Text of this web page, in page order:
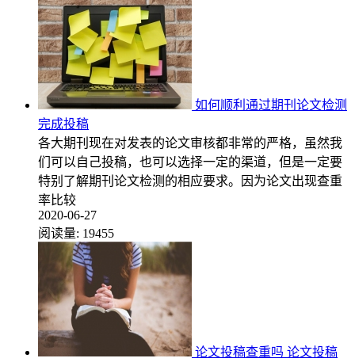
如何顺利通过期刊论文检测
完成投稿
各大期刊现在对发表的论文审核都非常的严格，虽然我
们可以自己投稿，也可以选择一定的渠道，但是一定要
特别了解期刊论文检测的相应要求。因为论文出现查重
率比较
2020-06-27
阅读量: 19455
论文投稿查重吗 论文投稿